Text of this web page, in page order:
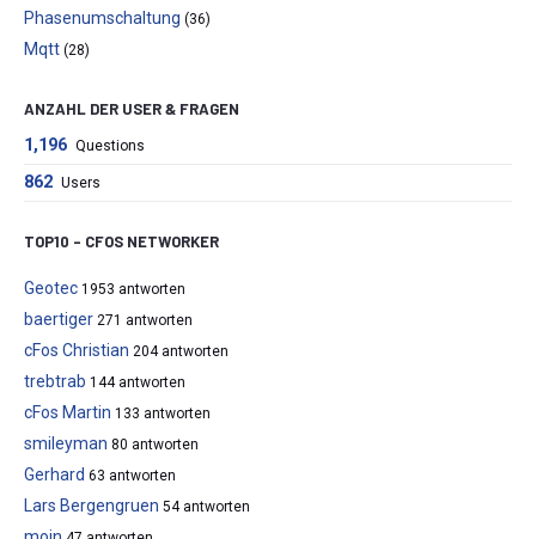
Phasenumschaltung (36)
Mqtt (28)
ANZAHL DER USER & FRAGEN
1,196 Questions
862 Users
TOP10 – CFOS NETWORKER
Geotec 1953 antworten
baertiger 271 antworten
cFos Christian 204 antworten
trebtrab 144 antworten
cFos Martin 133 antworten
smileyman 80 antworten
Gerhard 63 antworten
Lars Bergengruen 54 antworten